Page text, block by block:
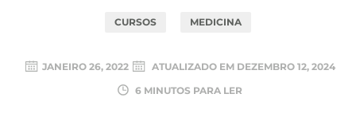
CURSOS MEDICINA
JANEIRO 26, 2022 ATUALIZADO EM DEZEMBRO 12, 2024
6 MINUTOS PARA LER